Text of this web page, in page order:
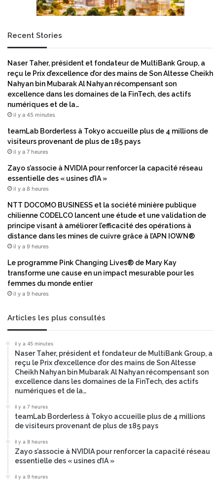
Recent Stories
Naser Taher, président et fondateur de MultiBank Group, a
reçu le Prix d’excellence d’or des mains de Son Altesse Cheikh
Nahyan bin Mubarak Al Nahyan récompensant son
excellence dans les domaines de la FinTech, des actifs
numériques et de la…
il y a 45 minutes
teamLab Borderless à Tokyo accueille plus de 4 millions de
visiteurs provenant de plus de 185 pays
il y a 7 heures
Zayo s’associe à NVIDIA pour renforcer la capacité réseau
essentielle des « usines d’IA »
il y a 8 heures
NTT DOCOMO BUSINESS et la société minière publique
chilienne CODELCO lancent une étude et une validation de
principe visant à améliorer l’efficacité des opérations à
distance dans les mines de cuivre grâce à l’APN IOWN®
il y a 9 heures
Le programme Pink Changing Lives® de Mary Kay
transforme une cause en un impact mesurable pour les
femmes du monde entier
il y a 9 heures
Articles les plus consultés
il y a 45 minutes
Naser Taher, président et fondateur de MultiBank Group, a
reçu le Prix d’excellence d’or des mains de Son Altesse
Cheikh Nahyan bin Mubarak Al Nahyan récompensant son
excellence dans les domaines de la FinTech, des actifs
numériques et de la…
il y a 7 heures
teamLab Borderless à Tokyo accueille plus de 4 millions
de visiteurs provenant de plus de 185 pays
il y a 8 heures
Zayo s’associe à NVIDIA pour renforcer la capacité réseau
essentielle des « usines d’IA »
il y a 9 heures